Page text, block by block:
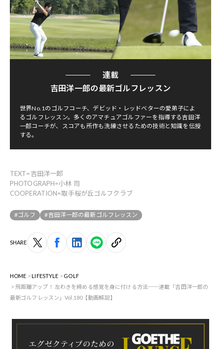
連載
吉田洋一郎の最新ゴルフレッスン
世界No.1のゴルフコーチ、デビッド・レッドベターの愛弟子によ
るゴルフレッスン。多くのアマチュアゴルファーを指導する吉田洋
一郎コーチが、スコアも所作も洗練させるための技術と知識を伝授
する。
TEXT=吉田洋一郎
PHOTOGRAPH=小林 司
COOPERATION=取手桜が丘ゴルフクラブ
#ゴルフ #吉田洋一郎の最新ゴルフレッスン
SHARE
HOME LIFESTYLE
GOLF
飛距離アップ！ 左わきを締める感覚を身に付ける方法──連載「吉田洋一郎の
最新ゴルフレッスン」Vol.180【動画解説】